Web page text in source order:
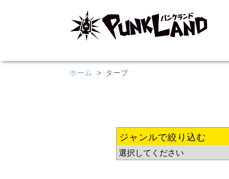
ホーム タープ
ジャンルで絞り込む